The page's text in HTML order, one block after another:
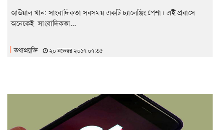
আউয়াল খান: সাংবাদিকতা সবসময় একটি চ্যালেঞ্জিং পেশা। এই প্রবাসে
অনেকেই সাংবাদিকতা...
তথ্যপ্রযুক্তি ২০ নভেম্বর ২০১৭ ০৭:৩৫